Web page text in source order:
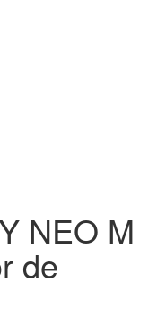
NEO M
de